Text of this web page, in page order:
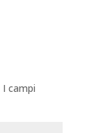
I campi